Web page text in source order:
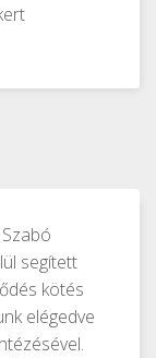
segített
kötés
elégedve